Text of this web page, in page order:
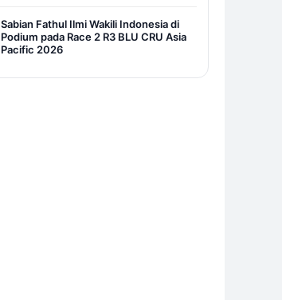
Sabian Fathul Ilmi Wakili Indonesia di
Podium pada Race 2 R3 BLU CRU Asia
Pacific 2026